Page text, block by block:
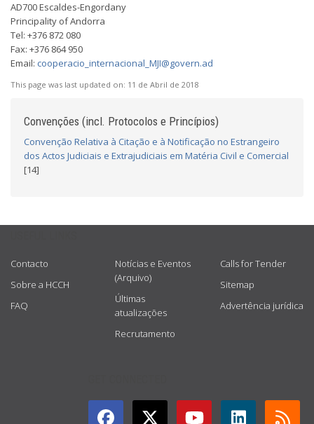
AD700 Escaldes-Engordany
Principality of Andorra
Tel: +376 872 080
Fax: +376 864 950
Email: cooperacio_internacional_MJI@govern.ad
This page was last updated on: 11 de Abril de 2018
Convenções (incl. Protocolos e Princípios)
Convenção Relativa à Citação e à Notificação no Estrangeiro
dos Actos Judiciais e Extrajudiciais em Matéria Civil e Comercial
[14]
Contacto
Sobre a HCCH
FAQ
Notícias e Eventos
(Arquivo)
Últimas
atualizações
Recrutamento
Calls for Tender
Sitemap
Advertência jurídica